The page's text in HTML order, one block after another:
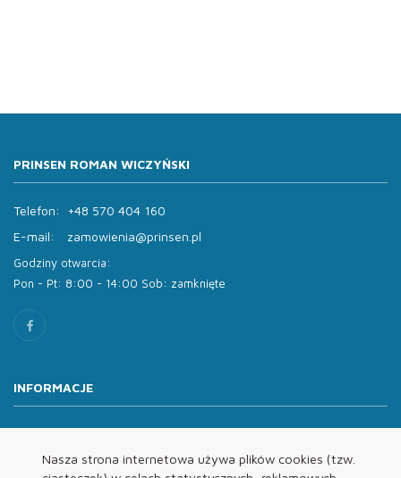
Nasza strona internetowa używa plików cookies (tzw.
PRINSEN ROMAN WICZYŃSKI
Telefon:
+48 570 404 160
E-mail:
zamowienia@prinsen.pl
Godziny otwarcia:
Pon - Pt: 8:00 - 14:00 Sob: zamknięte
INFORMACJE
Oferta